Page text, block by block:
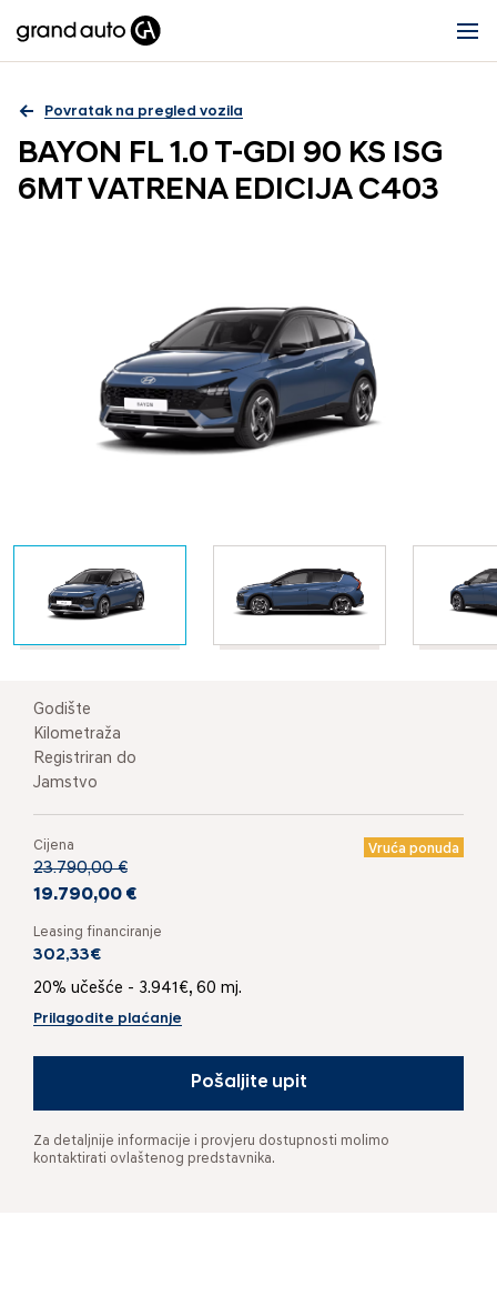
Povratak na pregled vozila
BAYON FL 1.0 T-GDI 90 KS ISG
6MT VATRENA EDICIJA C403
Godište
Kilometraža
Registriran do
Jamstvo
Cijena Vruća ponuda
23.790,00 €
19.790,00 €
Leasing financiranje
302,33€
20% učešće - 3.941€, 60 mj.
Prilagodite plaćanje
Pošaljite upit
Za detaljnije informacije i provjeru dostupnosti molimo
kontaktirati ovlaštenog predstavnika.